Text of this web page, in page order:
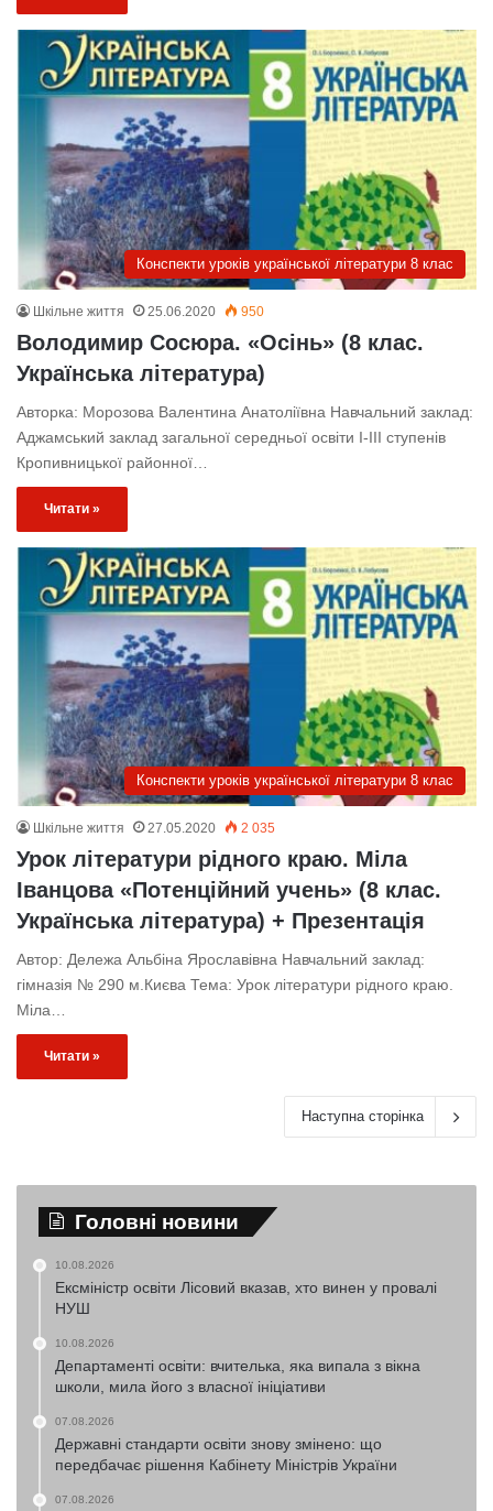
Конспекти уроків української літератури 8 клас
Шкільне життя 25.06.2020 950
Володимир Сосюра. «Осінь» (8 клас.
Українська література)
Авторка: Морозова Валентина Анатоліївна Навчальний заклад:
Аджамський заклад загальної середньої освіти І-ІІІ ступенів
Кропивницької районної…
Читати »
Конспекти уроків української літератури 8 клас
Шкільне життя 27.05.2020 2 035
Урок літератури рідного краю. Міла
Іванцова «Потенційний учень» (8 клас.
Українська література) + Презентація
Автор: Дележа Альбіна Ярославівна Навчальний заклад:
гімназія № 290 м.Києва Тема: Урок літератури рідного краю.
Міла…
Читати »
Наступна сторінка
Головні новини
10.08.2026
Ексміністр освіти Лісовий вказав, хто винен у провалі
НУШ
10.08.2026
Департаменті освіти: вчителька, яка випала з вікна
школи, мила його з власної ініціативи
07.08.2026
Державні стандарти освіти знову змінено: що
передбачає рішення Кабінету Міністрів України
07.08.2026